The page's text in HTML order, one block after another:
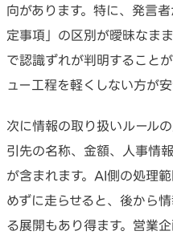
向があります。特に、発言
定事項」の区別が曖昧なま
で認識ずれが判明すること
ュー工程を軽くしない方が安
次に情報の取り扱いルール
引先の名称、金額、人事情
が含まれます。AI側の処理
めずに走らせると、後から
る展開もあり得ます。営業